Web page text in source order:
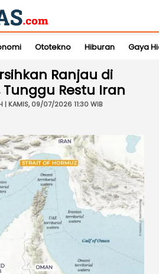
Ototekno Hiburan Gaya
Ranjau di
Restu Iran
| KAMIS, 09/07/2026 11:30 WIB